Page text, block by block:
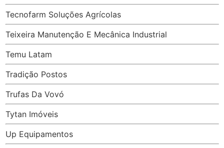
Tecnofarm Soluções Agrícolas
Teixeira Manutenção E Mecânica Industrial
Temu Latam
Tradição Postos
Trufas Da Vovó
Tytan Imóveis
Up Equipamentos